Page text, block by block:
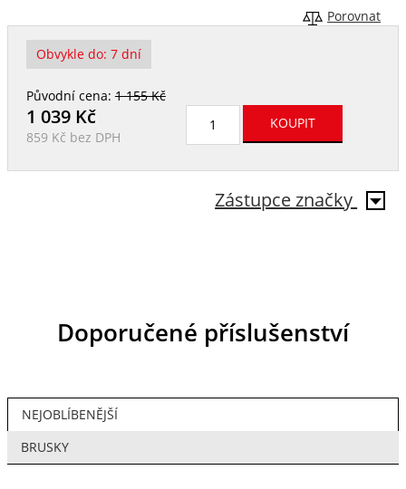
Porovnat
Obvykle do: 7 dní
Původní cena:1 155 Kč
1 039Kč
859 Kč bez DPH
Zástupce značky
Doporučené příslušenství
NEJOBLÍBENĚJŠÍ
BRUSKY